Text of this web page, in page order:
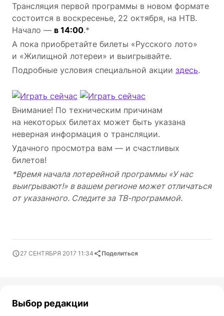
Трансляция первой программы в новом формате
состоится в воскресенье, 22 октября, на НТВ.
Начало — в 14:00.*
А пока приобретайте билеты «Русского лото»
и «Жилищной лотереи» и выигрывайте.
Подробные условия специальной акции здесь.
Внимание! По техническим причинам
на некоторых билетах может быть указана
неверная информация о трансляции.
Удачного просмотра вам — и счастливых
билетов!
*Время начала лотерейной программы «У нас
выигрывают!» в вашем регионе может отличаться
от указанного. Следите за ТВ-программой.
27 СЕНТЯБРЯ 2017 11:34 Поделиться
Выбор редакции